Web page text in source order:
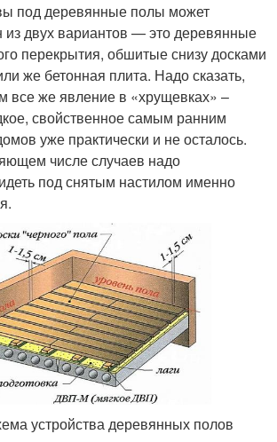
под деревянные полы может
из двух вариантов — это деревянные
перекрытия, обшитые снизу досками
же бетонная плита. Надо сказать,
все же явление в «хрущевках» –
свойственное самым ранним
уже практически и не осталось.
числе случаев надо
под снятым настилом именно
устройства деревянных полов